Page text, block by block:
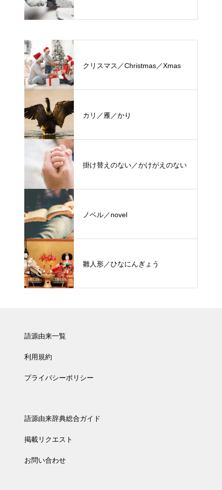
クリスマス／Christmas／Xmas
カリ／雁／かり
掛け替えのない／かけがえのない
ノベル／novel
雛人形／ひなにんぎょう
語源由来一覧
利用規約
プライバシーポリシー
語源由来辞典総合ガイド
掲載リクエスト
お問い合わせ